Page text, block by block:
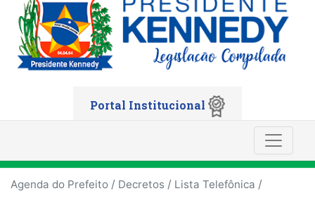
Portal Institucional
Agenda do Prefeito / Decretos / Lista Telefônica /